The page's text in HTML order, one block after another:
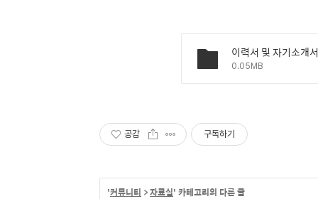
이력서 및 자기소
0.05MB
공감 구독하기
'커뮤니티 >자료실' 카테고리의 다른 글